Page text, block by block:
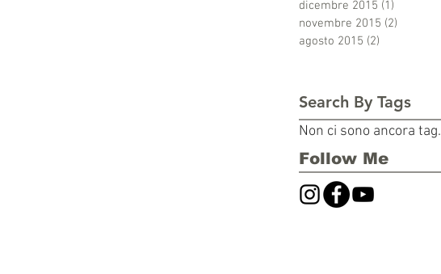
dicembre 2015 (1)
novembre 2015 (2)
agosto 2015 (2)
Search By Tags
Non ci sono ancora tag.
Follow Me